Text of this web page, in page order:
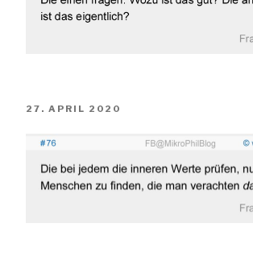
VERÖFFENTLICHT
27. APRIL 2020